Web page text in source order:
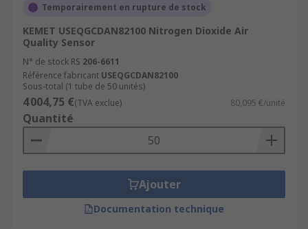
Temporairement en rupture de stock
KEMET USEQGCDAN82100 Nitrogen Dioxide Air
Quality Sensor
N° de stock RS 206-6611
Référence fabricant USEQGCDAN82100
Sous-total (1 tube de 50 unités)
4 004,75 €(TVA exclue) 80,095 €/unité
Quantité
Ajouter
Documentation technique